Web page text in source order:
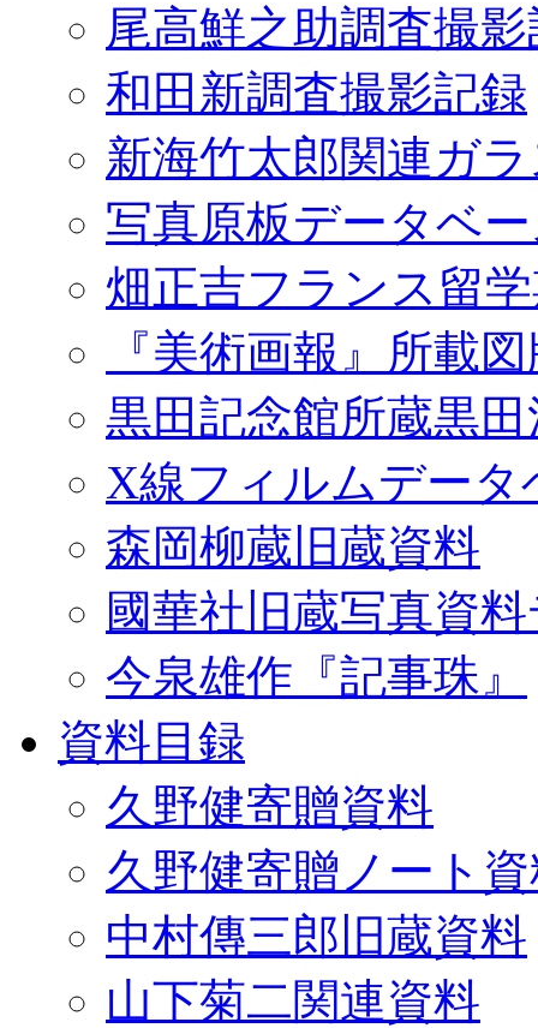
尾高鮮之助調査撮
和田新調査撮影記録
新海竹太郎関連ガ
写真原板データベ
畑正吉フランス留
『美術画報』所載
黒田記念館所蔵黒
X線フィルムデータ
森岡柳蔵旧蔵資料
國華社旧蔵写真資
今泉雄作『記事珠』
資料目録
久野健寄贈資料
久野健寄贈ノート
中村傳三郎旧蔵資料
山下菊二関連資料